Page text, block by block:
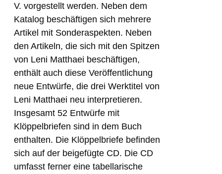
V. vorgestellt werden. Neben dem
Katalog beschäftigen sich mehrere
Artikel mit Sonderaspekten. Neben
den Artikeln, die sich mit den Spitzen
von Leni Matthaei beschäftigen,
enthält auch diese Veröffentlichung
neue Entwürfe, die drei Werktitel von
Leni Matthaei neu interpretieren.
Insgesamt 52 Entwürfe mit
Klöppelbriefen sind in dem Buch
enthalten. Die Klöppelbriefe befinden
sich auf der beigefügte CD. Die CD
umfasst ferner eine tabellarische